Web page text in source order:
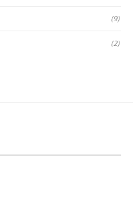
(9)
(2)